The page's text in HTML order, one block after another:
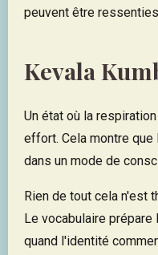
peuvent être
Kevala
Un état où la
effort. Cela montre
dans un mode de
Rien de tout cela n'est
Le vocabulaire
quand l'identité